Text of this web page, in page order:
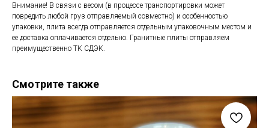
Внимание! В связи с весом (в процессе транспортировки может
повредить любой груз отправляемый совместно) и особенностью
упаковки, плита всегда отправляется отдельным упаковочным местом и
ее доставка оплачивается отдельно. Гранитные плиты отправляем
преимущественно ТК СДЭК.
Смотрите также